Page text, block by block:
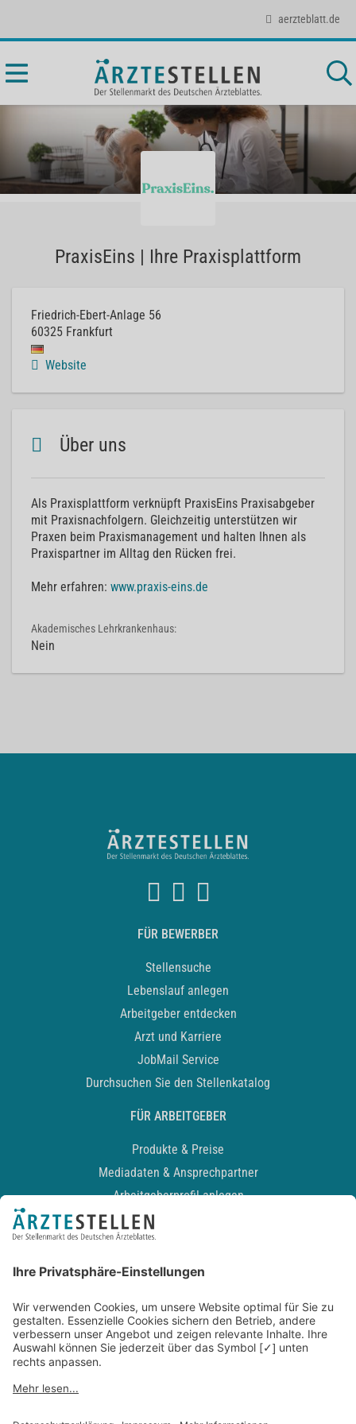
aerzteblatt.de
PraxisEins | Ihre Praxisplattform
Friedrich-Ebert-Anlage 56
60325 Frankfurt
Website
Über uns
Als Praxisplattform verknüpft PraxisEins Praxisabgeber
mit Praxisnachfolgern. Gleichzeitig unterstützen wir
Praxen beim Praxismanagement und halten Ihnen als
Praxispartner im Alltag den Rücken frei.
Mehr erfahren: www.praxis-eins.de
Akademisches Lehrkrankenhaus:
Nein
FÜR BEWERBER
Stellensuche
Lebenslauf anlegen
Arbeitgeber entdecken
Arzt und Karriere
JobMail Service
Durchsuchen Sie den Stellenkatalog
FÜR ARBEITGEBER
Produkte & Preise
Mediadaten & Ansprechpartner
Arbeitgeberprofil anlegen
Recruiting-Podcast
Kontakt
Datenschutz
Newsletter